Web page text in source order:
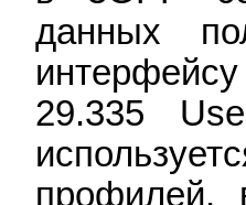
данных
29.335
профилей,